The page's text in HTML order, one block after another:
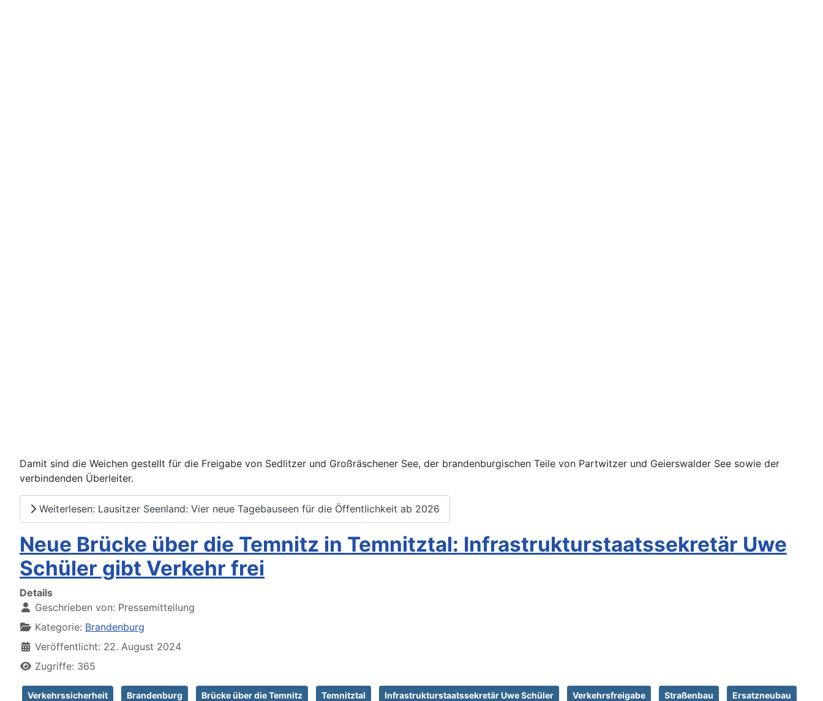
Damit sind die Weichen gestellt für die Freigabe von Sedlitzer und Großräschener See, der brandenburgischen Teile von Partwitzer und Geierswalder See sowie der
verbindenden Überleiter.
Weiterlesen: Lausitzer Seenland: Vier neue Tagebauseen für die Öffentlichkeit ab 2026
Neue Brücke über die Temnitz in Temnitztal: Infrastrukturstaatssekretär Uwe
Schüler gibt Verkehr frei
Details
Geschrieben von: Pressemitteilung
Kategorie: Brandenburg
Veröffentlicht: 22. August 2024
Zugriffe: 365
Verkehrssicherheit Brandenburg Brücke über die Temnitz Temnitztal Infrastrukturstaatssekretär Uwe Schüler Verkehrsfreigabe Straßenbau Ersatzneubau